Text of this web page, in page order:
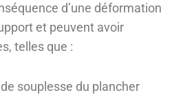
d’une déformation
et peuvent avoir
telles que :
souplesse du plancher